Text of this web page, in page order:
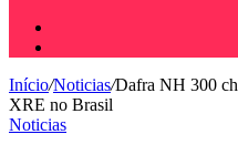
Início/Noticias/Dafra NH 300
XRE no Brasil
Noticias